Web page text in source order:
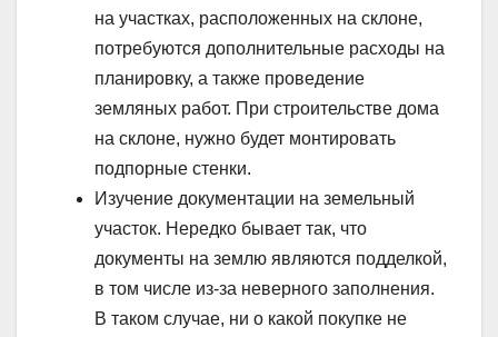
на участках, расположенных на склоне,
потребуются дополнительные расходы на
планировку, а также проведение
земляных работ. При строительстве дома
на склоне, нужно будет монтировать
подпорные стенки.
Изучение документации на земельный
участок. Нередко бывает так, что
документы на землю являются подделкой,
в том числе из-за неверного заполнения.
В таком случае, ни о какой покупке не